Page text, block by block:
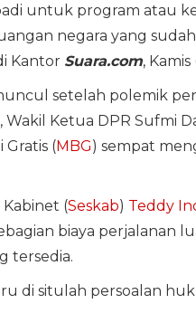
untuk program atau
negara yang
Kantor Suara.com, Kamis
setelah polemik
Ketua DPR Sufmi
Gratis (MBG) sempat
(Seskab) Teddy
biaya perjalanan
tersedia.
di situlah persoalan